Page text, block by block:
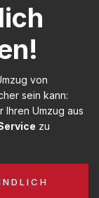
von
sein kann:
Ihren Umzug aus
zu